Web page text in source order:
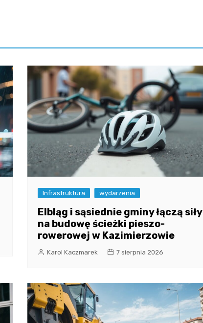
Infrastruktura wydarzenia
Elbląg i sąsiednie gminy łączą siły
na budowę ścieżki pieszo-
rowerowej w Kazimierzowie
Karol Kaczmarek 7 sierpnia 2026